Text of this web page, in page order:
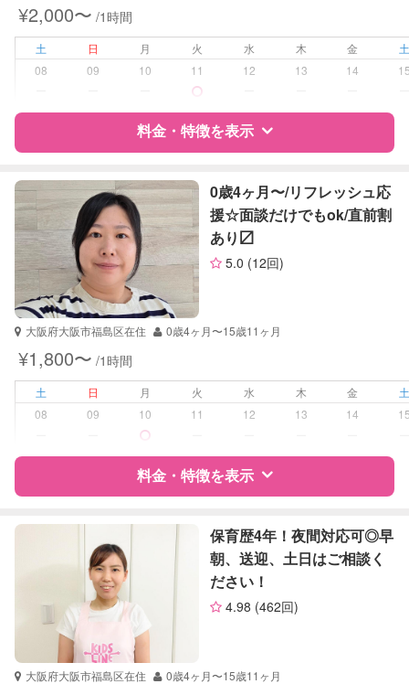
受験対策
学校/塾の補習・宿題
小学生
中学生
英語
¥2,000〜 /1時間
土 日 月 火 水 木 金
08
09 10 11 12 13 14
料金・特徴を表示
特徴 料金 レビュー
サポートの特徴
資格
企業型割引対象(旧内閣府補助対象)
自治体届出済ベビーシッター
保育士
幼稚園教諭
受験対策 なし
学校/塾の補習・宿題
国語
0歳4ヶ月〜/リフレッシュ応
援☆面談だけでもok/直前割
あり〼
5.0 (12回)
大阪府大阪市福島区在住 0歳4ヶ月〜15歳11ヶ月
¥1,800〜 /1時間
土 日 月 火 水 木 金
08
09 10 11 12 13 14
料金・特徴を表示
特徴 料金 レビュー
サポートの特徴
資格
自治体届出済ベビーシッター
保育士
保育歴4年！夜間対応可◎早
朝、送迎、土日はご相談く
ださい！
4.98 (462回)
大阪府大阪市福島区在住 0歳4ヶ月〜15歳11ヶ月